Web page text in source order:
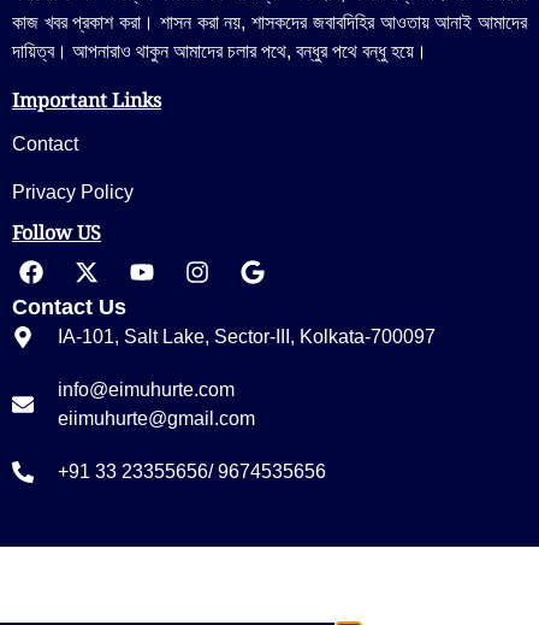
কাজ খবর প্রকাশ করা। শাসন করা নয়, শাসকদের জবাবদিহির আওতায় আনাই আমাদের
দায়িত্ব। আপনারাও থাকুন আমাদের চলার পথে, বন্ধুর পথে বন্ধু হয়ে।
Important Links
Contact
Privacy Policy
Follow US
Contact Us
IA-101, Salt Lake, Sector-III, Kolkata-700097
info@eimuhurte.com
eiimuhurte@gmail.com
+91 33 23355656/ 9674535656